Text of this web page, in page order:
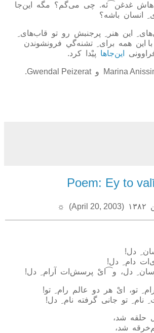
غدغن⁀ئه. چی می‌گم؟ مگه اين‌جا
انسان باشه؟
اين هنر پرجنبش رو تو قاب‌های
اين همه برای
تشنه‌گي فرونشوندن
اين‌جاها پيْدا کرد.
Poem: Ey to
☼
دل!
دام
دل!
دل، و⁀ایْ پرسش‌ات آرام دل!
تو، ایْ هر دو عالم رام
تو!
نام تو جانی گرفته نام دل!
حلقه شد،
شد،